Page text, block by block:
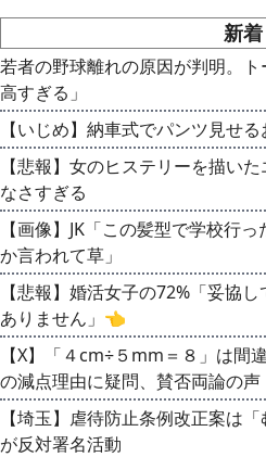
新着
若者の野球離れの原因が判明。
高すぎる」
【いじめ】納車式でパンツ見せる
【悲報】女のヒステリーを描い
なさすぎる
【画像】JK「この髪型で学校行
か言われて草」
【悲報】婚活女子の72%「妥協
ありません」👈
【X】「４cm÷５mm＝８」は
の減点理由に疑問、賛否両論の声
【埼玉】虐待防止条例改正案は
が反対署名活動